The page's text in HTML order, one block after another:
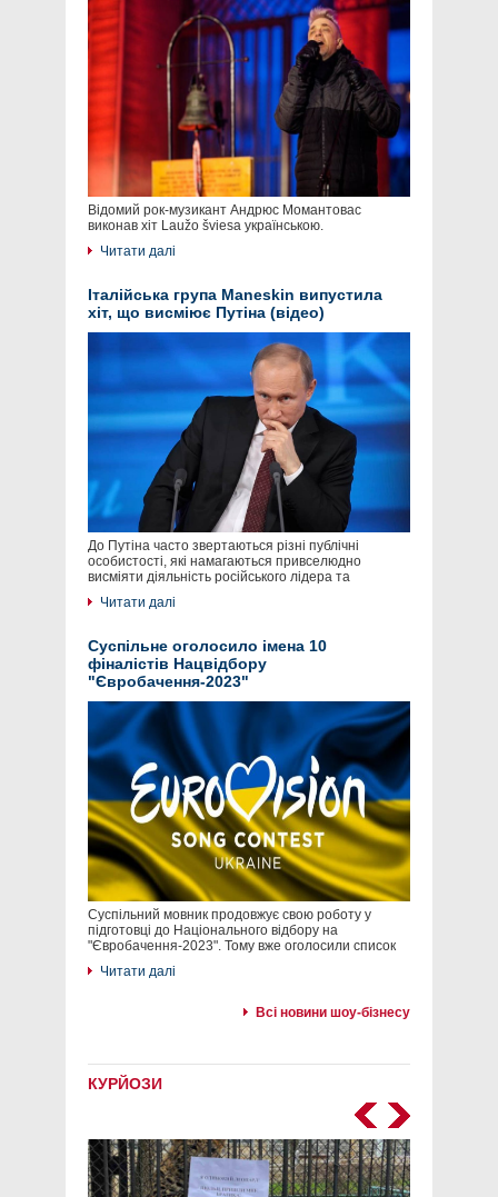
Відомий рок-музикант Андрюс Момантовас
виконав хіт Laužo šviesa українською.
Читати далі
Італійська група Maneskin випустила
хіт, що висміює Путіна (відео)
До Путіна часто звертаються різні публічні
особистості, які намагаються привселюдно
висміяти діяльність російського лідера та
Читати далі
Суспільне оголосило імена 10
фіналістів Нацвідбору
"Євробачення-2023"
Суспільний мовник продовжує свою роботу у
підготовці до Національного відбору на
"Євробачення-2023". Тому вже оголосили список
Читати далі
Всі новини шоу-бізнесу
КУРЙОЗИ